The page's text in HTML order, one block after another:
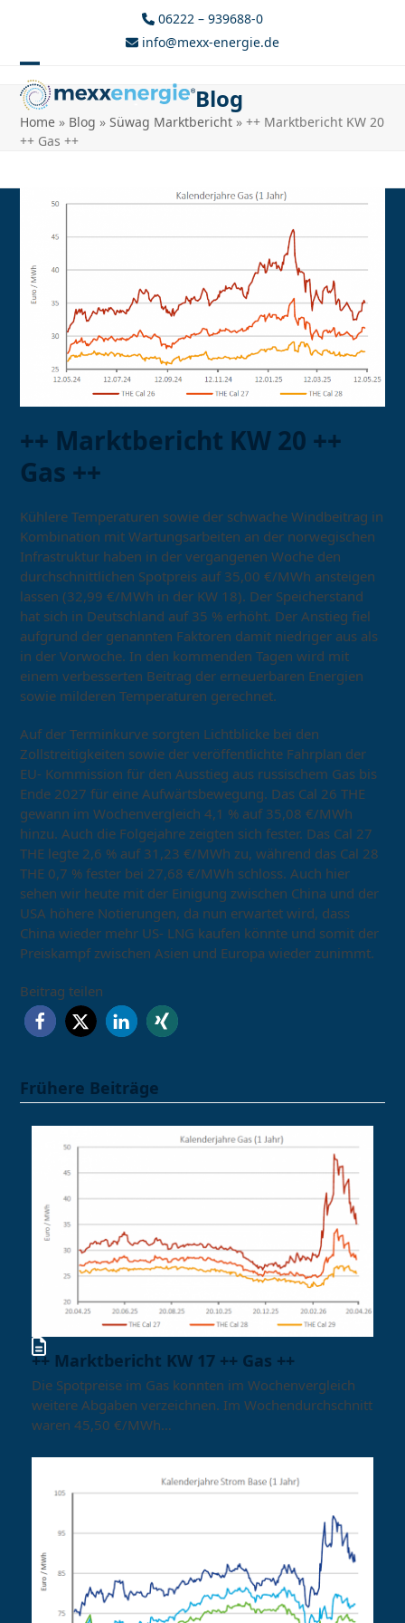
06222 – 939688-0
info@mexx-energie.de
Open
mobile
menu
Close
mobile
menu
Blog
Home » Blog »Süwag Marktbericht »++ Marktbericht KW 20
++ Gas ++
++ Marktbericht KW 20 ++
Gas ++
Kühlere Temperaturen sowie der schwache Windbeitrag in
Kombination mit Wartungsarbeiten an der norwegischen
Infrastruktur haben in der vergangenen Woche den
durchschnittlichen Spotpreis auf 35,00 €/MWh ansteigen
lassen (32,99 €/MWh in der KW 18). Der Speicherstand
hat sich in Deutschland auf 35 % erhöht. Der Anstieg fiel
aufgrund der genannten Faktoren damit niedriger aus als
in der Vorwoche. In den kommenden Tagen wird mit
einem verbesserten Beitrag der erneuerbaren Energien
sowie milderen Temperaturen gerechnet.
Auf der Terminkurve sorgten Lichtblicke bei den
Zollstreitigkeiten sowie der veröffentlichte Fahrplan der
EU- Kommission für den Ausstieg aus russischem Gas bis
Ende 2027 für eine Aufwärtsbewegung. Das Cal 26 THE
gewann im Wochenvergleich 4,1 % auf 35,08 €/MWh
hinzu. Auch die Folgejahre zeigten sich fester. Das Cal 27
THE legte 2,6 % auf 31,23 €/MWh zu, während das Cal 28
THE 0,7 % fester bei 27,68 €/MWh schloss. Auch hier
sehen wir heute mit der Einigung zwischen China und der
USA höhere Notierungen, da nun erwartet wird, dass
China wieder mehr US- LNG kaufen könnte und somit der
Preiskampf zwischen Asien und Europa wieder zunimmt.
Beitrag teilen
Frühere Beiträge
++ Marktbericht KW 17 ++ Gas ++
Die Spotpreise im Gas konnten im Wochenvergleich
weitere Abgaben verzeichnen. Im Wochendurchschnitt
waren 45,50 €/MWh…